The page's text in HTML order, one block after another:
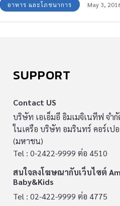
อาหาร และโภชนาการ May 3,
SUPPORT
Contact US
บริษัท เอเอ็มอี อิมเมจิเนทีฟ จำกั
ในเครือ บริษัท อมรินทร์ คอร์เป
(มหาชน)
Tel : 0-2422-9999 ต่อ 4510
สนใจลงโฆษณากับเว็บไซต์
Baby&Kids
Tel : 02-422-9999 ต่อ 4775